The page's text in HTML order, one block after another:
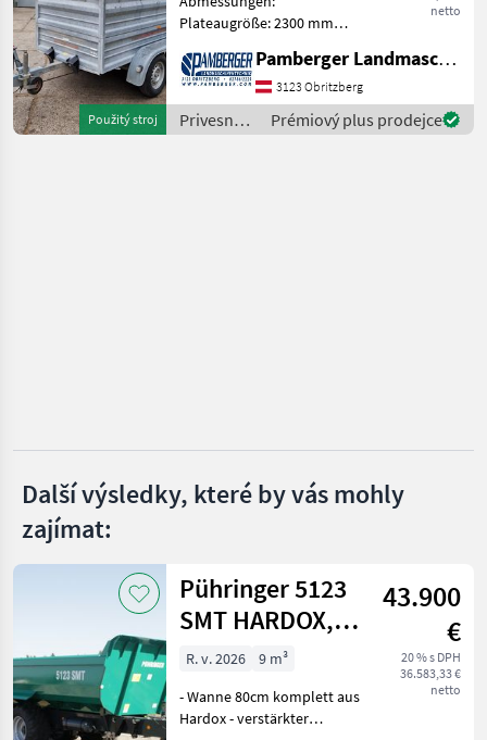
Stetzl
Humbaur
Pongratz
Marketplace Inzeráty
Použitý stroj
netto
Plateaugröße: 2300 mm
Bordwandhöhe: 400 mm 2.
Bordwandhöhe: 600 mm
Gesamte Innenhöhe mit
Planenaufbau: 2000 mm
Pamberger Landmaschinentechnik GmbH
3123 Obritzberg
Privesné
vozíky /
Prémiový plus prodejce
Další výsledky, které by vás mohly
zajímat:
Pühringer 5123
SMT HARDOX,
20t
43.900
€
20 % s DPH
36.583,33 €
netto
R. v. 2026
9 m³
- Wanne 80cm komplett aus
Hardox - verstärkter